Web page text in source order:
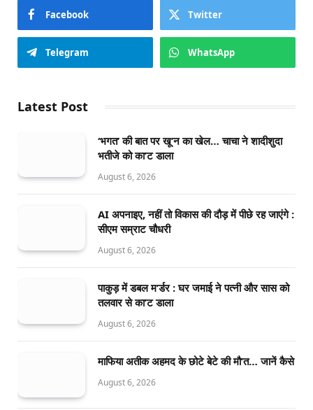
Facebook Twitter
Telegram WhatsApp
Latest Post
‘भगत’ की बात पर खू’न का खेल… चाचा ने शादीशुदा
भतीजे को का’ट डाला
August 6, 2026
AI अपनाइए, नहीं तो विकास की दौड़ में पीछे रह जाएंगे :
सीएम सम्राट चौधरी
August 6, 2026
पाकुड़ में डबल म’र्डर : घर जमाई ने पत्नी और सास को
तलवार से का’ट डाला
August 6, 2026
माफिया अतीक अहमद के छोटे बेटे की मौ’त… जानें कैसे
August 6, 2026